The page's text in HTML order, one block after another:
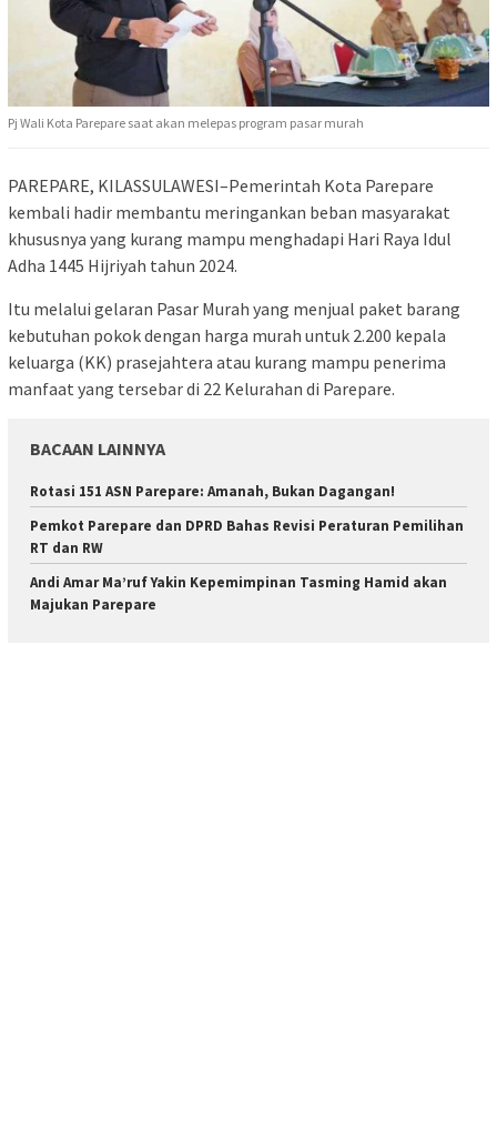
Pj Wali Kota Parepare saat akan melepas program pasar murah
PAREPARE, KILASSULAWESI–Pemerintah Kota Parepare
kembali hadir membantu meringankan beban masyarakat
khususnya yang kurang mampu menghadapi Hari Raya Idul
Adha 1445 Hijriyah tahun 2024.
Itu melalui gelaran Pasar Murah yang menjual paket barang
kebutuhan pokok dengan harga murah untuk 2.200 kepala
keluarga (KK) prasejahtera atau kurang mampu penerima
manfaat yang tersebar di 22 Kelurahan di Parepare.
BACAAN LAINNYA
Rotasi 151 ASN Parepare: Amanah, Bukan Dagangan!
Pemkot Parepare dan DPRD Bahas Revisi Peraturan Pemilihan
RT dan RW
Andi Amar Ma’ruf Yakin Kepemimpinan Tasming Hamid akan
Majukan Parepare